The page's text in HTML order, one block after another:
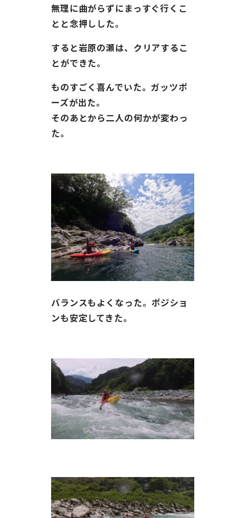
無理に曲がらずにまっすぐ行くこ
とと念押しした。
すると岩原の瀬は、クリアするこ
とができた。
ものすごく喜んでいた。ガッツポ
ーズが出た。
そのあとから二人の何かが変わっ
た。
バランスもよくなった。ポジショ
ンも安定してきた。